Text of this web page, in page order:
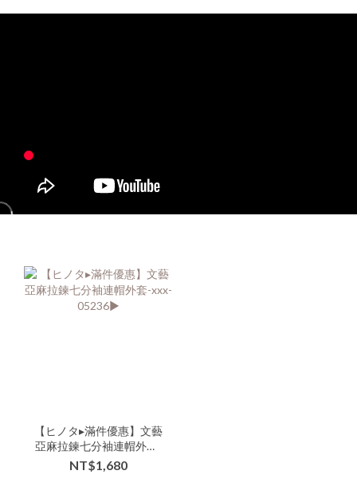
【ヒノタ▸滿件優惠】文藝
亞麻拉鍊七分袖連帽外套-
xxx-05236▶
NT$1,680